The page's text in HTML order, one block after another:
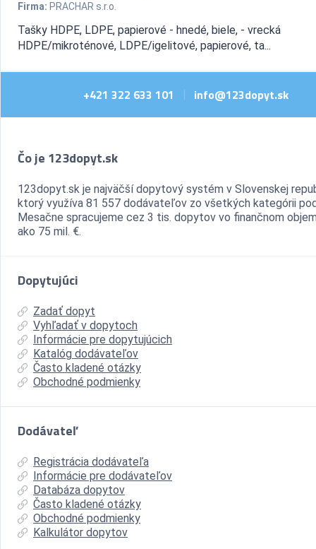
Firma: PRACHAR s.r.o.
Tašky HDPE, LDPE, papierové - hnedé, biele, - vrecká
HDPE/mikroténové, LDPE/igelitové, papierové, ta...
+421 322 633 101 | info@123dopyt.sk
Čo je 123dopyt.sk
123dopyt.sk je najväčší dopytový systém v Slovenskej
ktorý využíva 81 557 dodávateľov zo všetkých kategórii
Mesačne spracujeme cez 3 tis. dopytov vo finančnom
ako 75 mil. €.
Dopytujúci
Zadať dopyt
Vyhľadať v dopytoch
Informácie pre dopytujúcich
Katalóg dodávateľov
Často kladené otázky
Obchodné podmienky
Dodávateľ
Registrácia dodávateľa
Informácie pre dodávateľov
Databáza dopytov
Často kladené otázky
Obchodné podmienky
Kalkulátor dopytov